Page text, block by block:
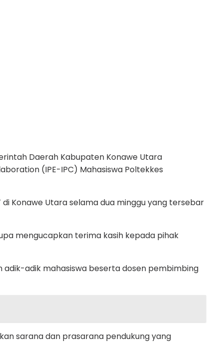
Daerah Kabupaten Konawe Utara
(IPE-IPC) Mahasiswa Poltekkes
Konawe Utara selama dua minggu yang tersebar
mengucapkan terima kasih kepada pihak
adik-adik mahasiswa beserta dosen pembimbing
sarana dan prasarana pendukung yang